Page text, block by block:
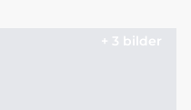
+ 3 bilder